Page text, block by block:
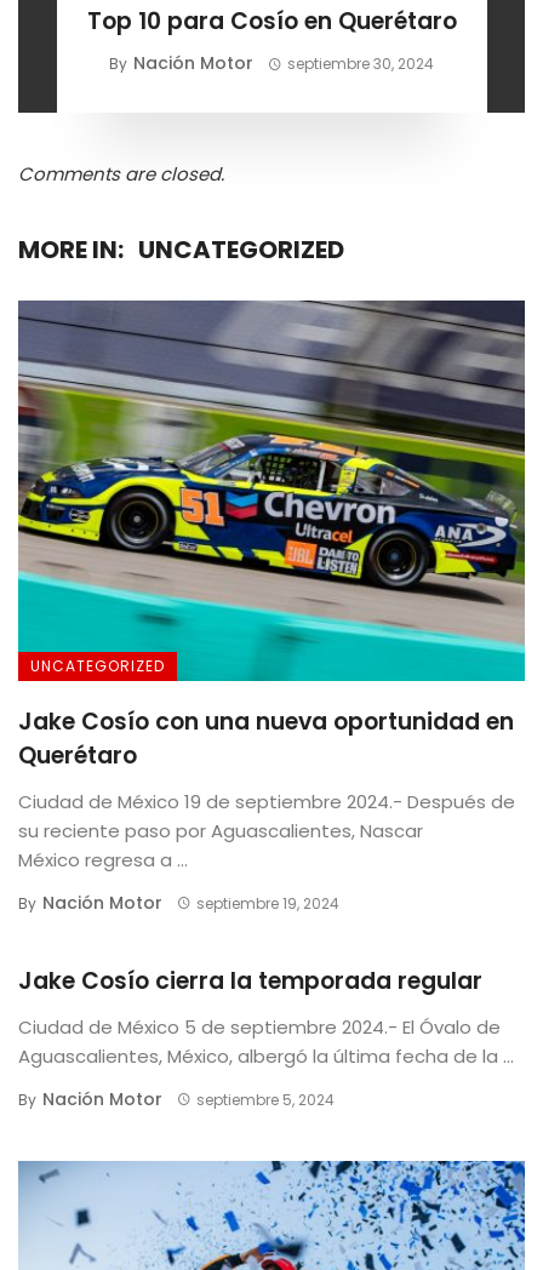
Top 10 para Cosío en Querétaro
By Nación Motor septiembre 30, 2024
Comments are closed.
MORE IN: UNCATEGORIZED
UNCATEGORIZED
Jake Cosío con una nueva oportunidad en
Querétaro
Ciudad de México 19 de septiembre 2024.- Después de
su reciente paso por Aguascalientes, Nascar
México regresa a ...
By Nación Motor septiembre 19, 2024
Jake Cosío cierra la temporada regular
Ciudad de México 5 de septiembre 2024.- El Óvalo de
Aguascalientes, México, albergó la última fecha de la ...
By Nación Motor septiembre 5, 2024